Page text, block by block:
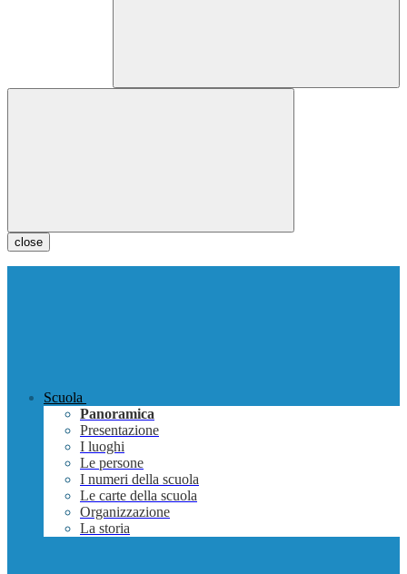
close
Scuola
Panoramica
Presentazione
I luoghi
Le persone
I numeri della scuola
Le carte della scuola
Organizzazione
La storia